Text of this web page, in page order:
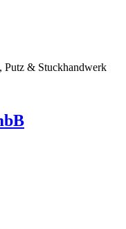
Putz & Stuckhandwerk